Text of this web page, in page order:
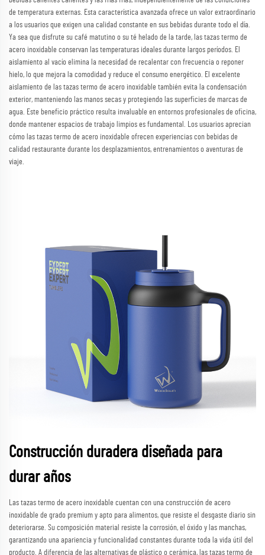
de temperatura externas. Esta característica avanzada ofrece un valor extraordinario
a los usuarios que exigen una calidad constante en sus bebidas durante todo el día.
Ya sea que disfrute su café matutino o su té helado de la tarde, las tazas termo de
acero inoxidable conservan las temperaturas ideales durante largos períodos. El
aislamiento al vacío elimina la necesidad de recalentar con frecuencia o reponer
hielo, lo que mejora la comodidad y reduce el consumo energético. El excelente
aislamiento de las tazas termo de acero inoxidable también evita la condensación
exterior, manteniendo las manos secas y protegiendo las superficies de marcas de
agua. Este beneficio práctico resulta invaluable en entornos profesionales de oficina,
donde mantener espacios de trabajo limpios es fundamental. Los usuarios aprecian
cómo las tazas termo de acero inoxidable ofrecen experiencias con bebidas de
calidad restaurante durante los desplazamientos, entrenamientos o aventuras de
viaje.
Construcción duradera diseñada para
durar años
Las tazas termo de acero inoxidable cuentan con una construcción de acero
inoxidable de grado premium y apto para alimentos, que resiste el desgaste diario sin
deteriorarse. Su composición material resiste la corrosión, el óxido y las manchas,
garantizando una apariencia y funcionalidad constantes durante toda la vida útil del
producto. A diferencia de las alternativas de plástico o cerámica, las tazas termo de